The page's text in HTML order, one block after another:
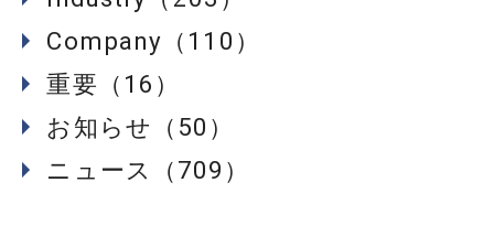
Company（110）
重要（16）
お知らせ（50）
ニュース（709）